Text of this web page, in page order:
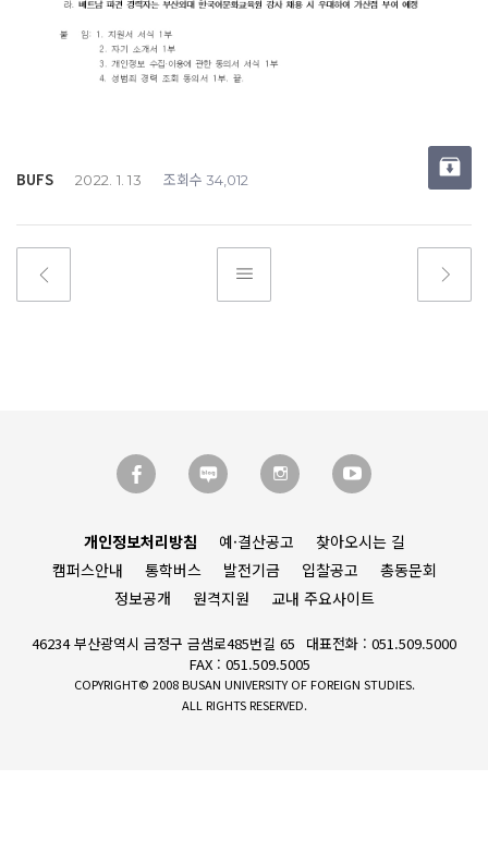
BUFS 2022. 1. 13 조회수 34,012
개인정보처리방침 예·결산공고
찾아오시는 길
캠퍼스안내
통학버스 발전기금 입찰공고
총동문회
정보공개
원격지원 교내 주요사이트
46234 부산광역시 금정구 금샘로485번길 65
대표전화 : 051.509.5000
FAX : 051.509.5005
COPYRIGHT© 2008 BUSAN UNIVERSITY OF FOREIGN STUDIES.
ALL RIGHTS RESERVED.